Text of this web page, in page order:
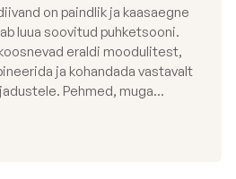
Poroloon
täitega
kott-toolid
Osta
kategooria
Osta
kanga
on paindlik ja kaasaegne
luua soovitud puhketsooni.
eraldi moodulitest,
ja kohandada vastavalt
Pehmed, muga...